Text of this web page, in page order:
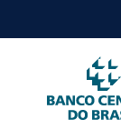
PARA
O